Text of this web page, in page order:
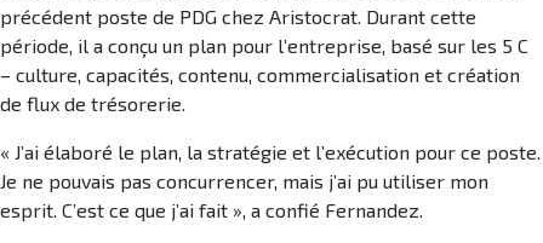
précédent poste de PDG chez Aristocrat. Durant cette
période, il a conçu un plan pour l’entreprise, basé sur les 5 C
– culture, capacités, contenu, commercialisation et création
de flux de trésorerie.
« J’ai élaboré le plan, la stratégie et l’exécution pour ce poste.
Je ne pouvais pas concurrencer, mais j’ai pu utiliser mon
esprit. C’est ce que j’ai fait », a confié Fernandez.